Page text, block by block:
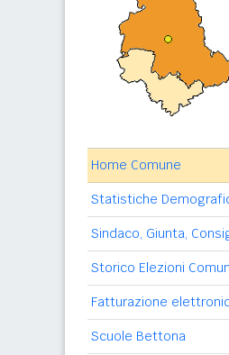
Home Comune
Statistiche
Sindaco, Giunta,
Storico Elezioni
Fatturazione
Scuole Bettona